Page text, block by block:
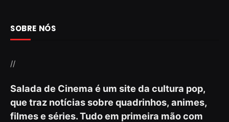
SOBRE NÓS
//
Salada de Cinema é um site da cultura pop,
que traz notícias sobre quadrinhos, animes,
filmes e séries. Tudo em primeira mão com